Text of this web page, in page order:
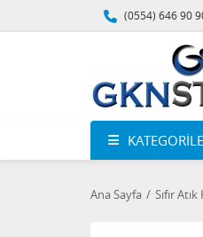
(0554) 646 90
Ana Sayfa Sıfır